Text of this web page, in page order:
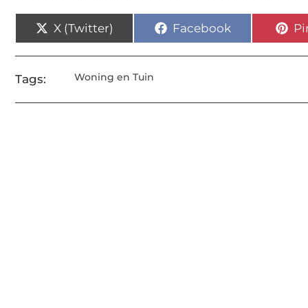
X (Twitter) Facebook
Tags: Woning en Tuin